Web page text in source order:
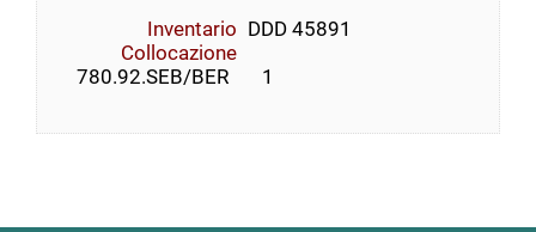
Inventario DDD 45891
Collocazione
    780.92.SEB/BER       1